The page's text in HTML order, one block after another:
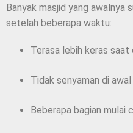
Banyak masjid yang awalnya
setelah beberapa waktu:
Terasa lebih keras saat
Tidak senyaman di awal
Beberapa bagian mulai